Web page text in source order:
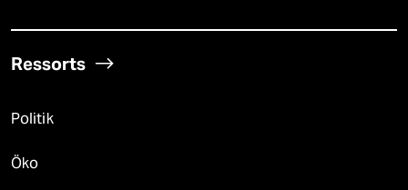
Ressorts
Politik
Öko